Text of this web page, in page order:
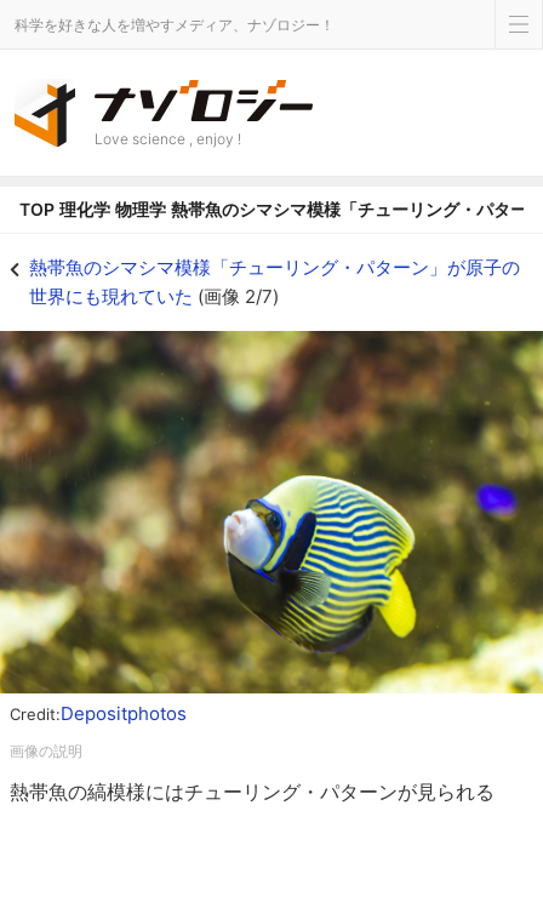
科学を好きな人を増やすメディア、ナゾロジー！
Love science , enjoy !
TOP 理化学 物理学 熱帯魚のシマシマ模様「チューリング・パター
熱帯魚のシマシマ模様「チューリング・パターン」が原子の
世界にも現れていた (画像 2/7)
Credit:Depositphotos
熱帯魚の縞模様にはチューリング・パターンが見られる